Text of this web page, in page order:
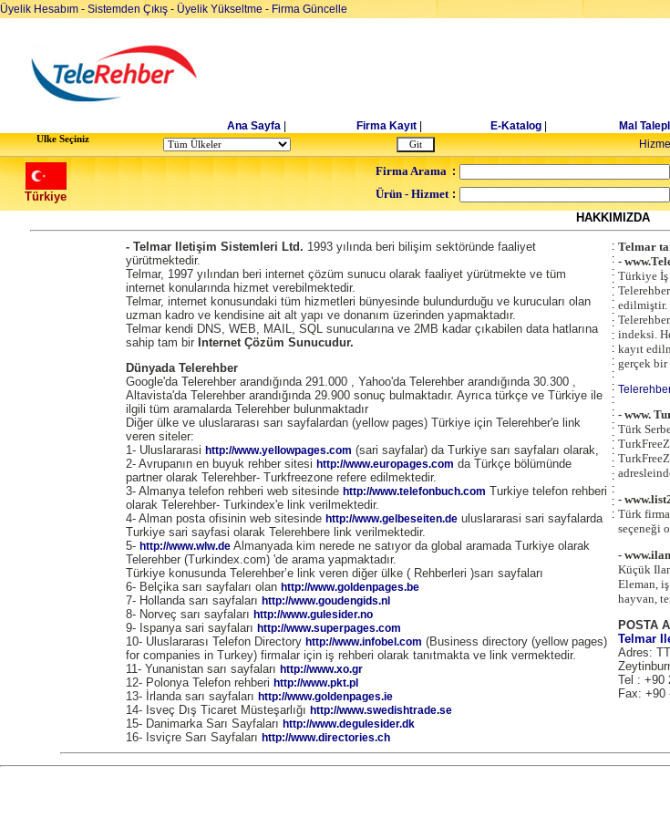
Üyelik Hesabım - Sistemden Çıkış - Üyelik Yükseltme - Firma Güncelle
Ana Sayfa Firma Kayıt E-Katalog Mal
Ulke Seçiniz
Türkiye
Firma Arama :
Ürün - Hizmet :
HAKKIMIZDA
- Telmar Iletişim Sistemleri Ltd. 1993 yılında beri bilişim sektöründe faaliyet
yürütmektedir.
Telmar, 1997 yılından beri internet çözüm sunucu olarak faaliyet yürütmekte ve tüm
internet konularında hizmet verebilmektedir.
Telmar, internet konusundaki tüm hizmetleri bünyesinde bulundurduğu ve kurucuları olan
uzman kadro ve kendisine ait alt yapı ve donanım üzerinden yapmaktadır.
Telmar kendi DNS, WEB, MAIL, SQL sunucularına ve 2MB kadar çıkabilen data hatlarına
sahip tam birInternet Çözüm Sunucudur.
Dünyada Telerehber
Google'da Telerehber arandığında 291.000 , Yahoo'da Telerehber arandığında 30.300 ,
Altavista'da Telerehber arandığında 29.900 sonuç bulmaktadır. Ayrıca türkçe ve Türkiye ile
ilgili tüm aramalarda Telerehber bulunmaktadır
Diğer ülke ve uluslararası sarı sayfalardan (yellow pages) Türkiye için Telerehber'e link
veren siteler:
1- Uluslararasi http://www.yellowpages.com (sari sayfalar) da Turkiye sarı sayfaları olarak,
2- Avrupanın en buyuk rehber sitesi http://www.europages.com da Türkçe bölümünde
partner olarak Telerehber- Turkfreezone refere edilmektedir.
3- Almanya telefon rehberi web sitesinde http://www.telefonbuch.com Turkiye telefon rehberi
olarak Telerehber- Turkindex'e link verilmektedir.
4- Alman posta ofisinin web sitesinde http://www.gelbeseiten.deuluslararasi sari sayfalarda
Turkiye sari sayfasi olarak Telerehbere link verilmektedir.
5- http://www.wlw.deAlmanyada kim nerede ne satıyor da global aramada Turkiye olarak
Telerehber (Turkindex.com) 'de arama yapmaktadır.
Türkiye konusunda Telerehber’e link veren diğer ülke ( Rehberleri )sarı sayfaları
6- Belçika sarı sayfaları olan http://www.goldenpages.be
7- Hollanda sarı sayfaları http://www.goudengids.nl
8- Norveç sarı sayfaları http://www.gulesider.no
9- Ispanya sari sayfaları http://www.superpages.com
10- Uluslararası Telefon Directory http://www.infobel.com (Business directory (yellow pages)
for companies in Turkey) firmalar için iş rehberi olarak tanıtmakta ve link vermektedir.
11- Yunanistan sarı sayfaları http://www.xo.gr
12- Polonya Telefon rehberi http://www.pkt.pl
13- İrlanda sarı sayfaları http://www.goldenpages.ie
14- Isveç Dış Ticaret Müsteşarlığı http://www.swedishtrade.se
15- Danimarka Sarı Sayfaları http://www.degulesider.dk
16- Isviçre Sarı Sayfaları http://www.directories.ch
:
:
:
:
:
:
:
:
:
:
:
:
:
:
:
:
:
:
:
:
:
:
Telmar
-
Türkiye İş
edilmiştir.
indeksi.
kayıt
gerçek bir
- www.
Türk
-
Türk
seçeneği
-
Küçük
Eleman,
hayvan,
POSTA
Telmar
Adres:
Tel : +90
Fax: +90